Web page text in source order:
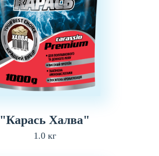
"Карась Халва"
1.0 кг